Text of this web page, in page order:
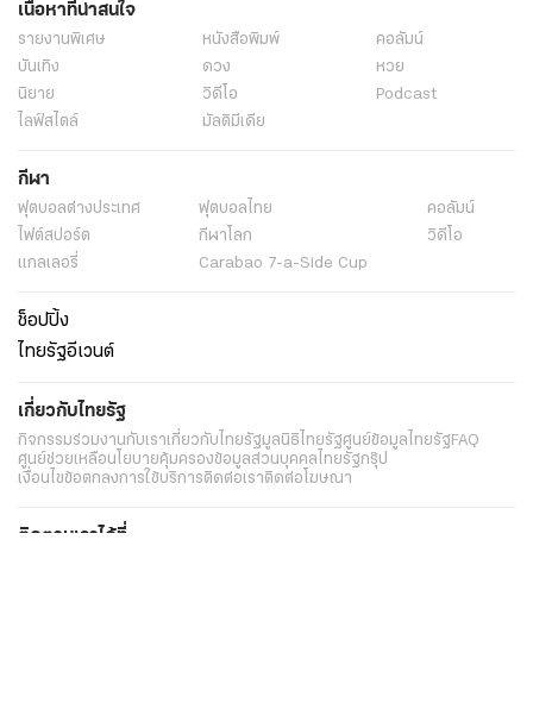
เนื้อหาที่น่าสนใจ
รายงานพิเศษ หนังสือพิมพ์
คอลัมน์
บันเทิง
ดวง
หวย
นิยาย
วิดีโอ
Podcast
ไลฟ์สไตล์
มัลติมีเดีย
กีฬา
ฟุตบอลต่่างประเทศ ฟุตบอลไทย
คอลัมน์
ไฟต์สปอร์ต
กีฬาโลก
วิดีโอ
แกลเลอรี่
Carabao 7-a-Side Cup
ช็อปปิ้ง
ไทยรัฐอีเวนต์
เกี่ยวกับไทยรัฐ
กิจกรรมร่วมงานกับเราเกี่ยวกับไทยรัฐมูลนิธิไทยรัฐศูนย์ข้อมูลไทยรัฐFAQ
ศูนย์ช่วยเหลือนโยบายคุ้มครองข้อมูลส่วนบุคคลไทยรัฐกรุ๊ป
เงื่อนไขข้อตกลงการใช้บริการติดต่อเราติดต่อโฆษณา
ติดตามเราได้ที่